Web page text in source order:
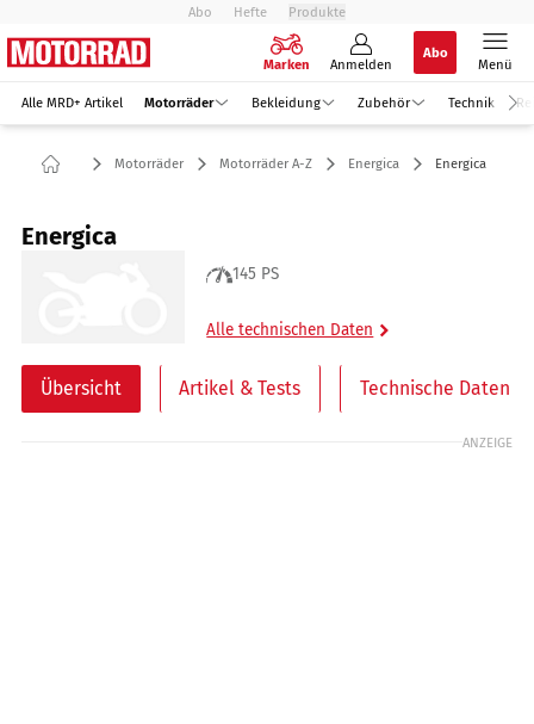
Abo Hefte Produkte
Marken Anmelden
Abo
Menü
Alle MRD+ Artikel Motorräder Bekleidung Zubehör Technik
Motorräder Motorräder A-Z Energica Energica
Energica
145 PS
Alle technischen Daten
Übersicht Artikel & Tests Technische Daten
ANZEIGE